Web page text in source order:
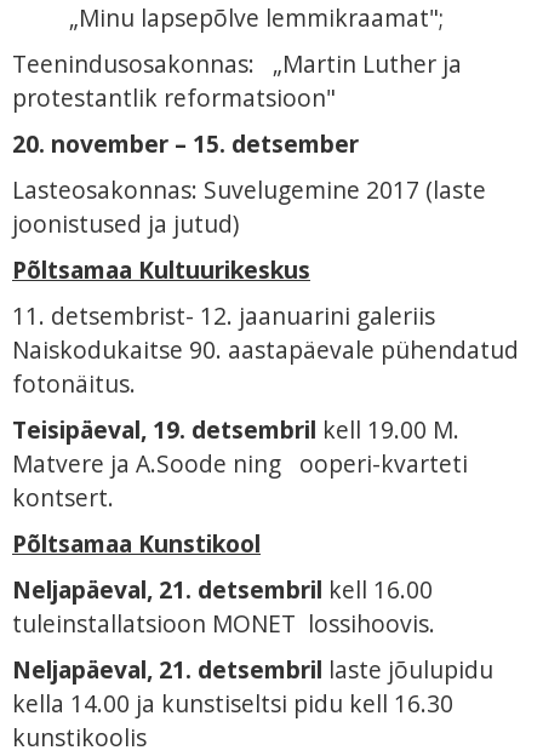
„Minu lapsepõlve lemmikraamat";
Teenindusosakonnas: „Martin Luther ja
protestantlik reformatsioon"
20. november – 15. detsember
Lasteosakonnas: Suvelugemine 2017 (laste
joonistused ja jutud)
Põltsamaa Kultuurikeskus
11. detsembrist- 12. jaanuarini galeriis
Naiskodukaitse 90. aastapäevale pühendatud
fotonäitus.
Teisipäeval, 19. detsembril kell 19.00 M.
Matvere ja A.Soode ning ooperi-kvarteti
kontsert.
Põltsamaa Kunstikool
Neljapäeval, 21. detsembril kell 16.00
tuleinstallatsioon MONET lossihoovis.
Neljapäeval, 21. detsembril laste jõulupidu
kella 14.00 ja kunstiseltsi pidu kell 16.30
kunstikoolis